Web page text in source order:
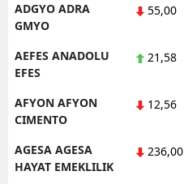
ADGYO ADRA
GMYO
55,00
AEFES ANADOLU
EFES
21,58
AFYON AFYON
CIMENTO
12,56
AGESA AGESA
HAYAT EMEKLILIK
236,00